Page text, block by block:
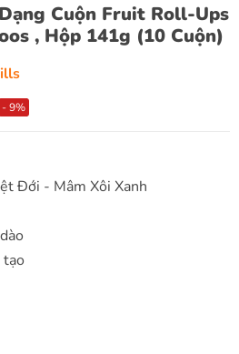
Cuộn Fruit Roll-Ups
, Hộp 141g (10 Cuộn)
- 9%
Đới - Mâm Xôi Xanh
tạo